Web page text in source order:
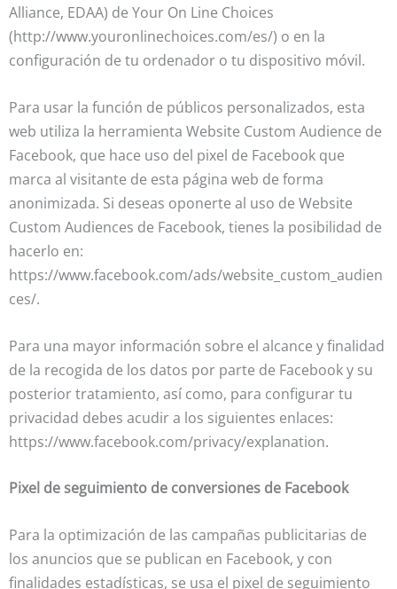
Alliance, EDAA) de Your On Line Choices
(http://www.youronlinechoices.com/es/) o en la
configuración de tu ordenador o tu dispositivo móvil.
Para usar la función de públicos personalizados, esta
web utiliza la herramienta Website Custom Audience de
Facebook, que hace uso del pixel de Facebook que
marca al visitante de esta página web de forma
anonimizada. Si deseas oponerte al uso de Website
Custom Audiences de Facebook, tienes la posibilidad de
hacerlo en:
https://www.facebook.com/ads/website_custom_audien
ces/.
Para una mayor información sobre el alcance y finalidad
de la recogida de los datos por parte de Facebook y su
posterior tratamiento, así como, para configurar tu
privacidad debes acudir a los siguientes enlaces:
https://www.facebook.com/privacy/explanation.
Pixel de seguimiento de conversiones de Facebook
Para la optimización de las campañas publicitarias de
los anuncios que se publican en Facebook, y con
finalidades estadísticas, se usa el pixel de seguimiento